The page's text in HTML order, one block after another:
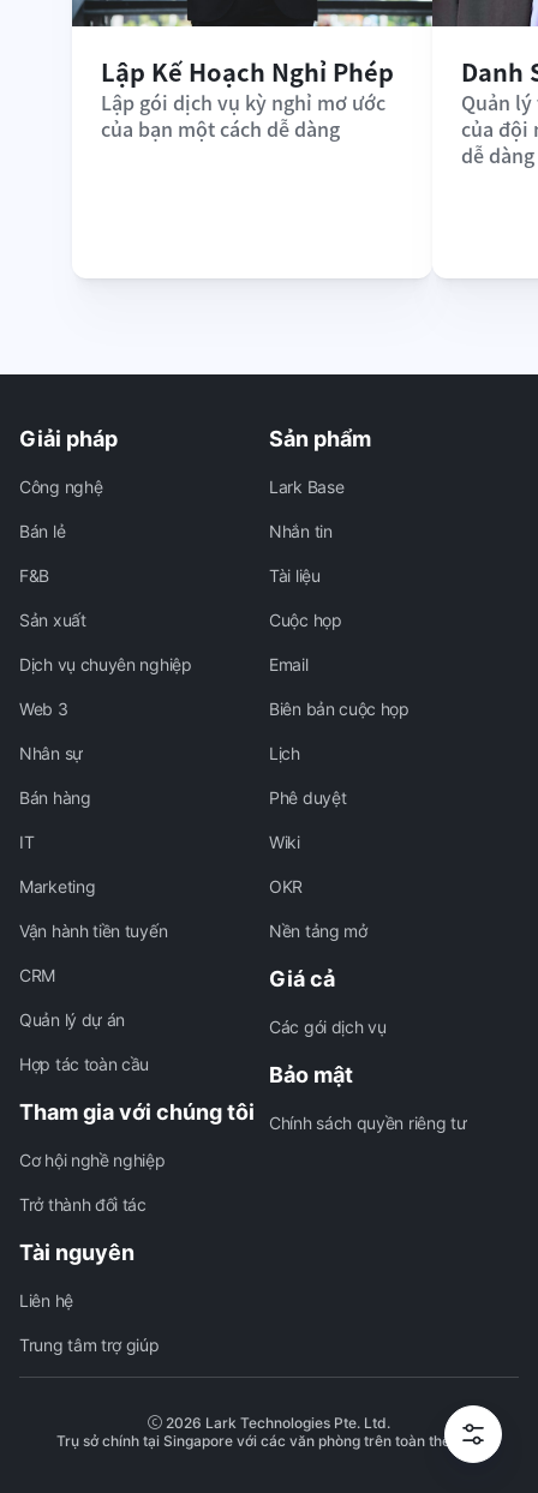
Lập Kế Hoạch Nghỉ Phép
Lập gói dịch vụ kỳ nghỉ mơ ước
của bạn một cách dễ dàng
Danh
Quản
của đội
dễ dàng
Giải pháp
Công nghệ
Bán lẻ
F&B
Sản xuất
Dịch vụ chuyên nghiệp
Web 3
Nhân sự
Bán hàng
IT
Marketing
Vận hành tiền tuyến
CRM
Quản lý dự án
Hợp tác toàn cầu
Tham gia với chúng tôi
Cơ hội nghề nghiệp
Trở thành đối tác
Tài nguyên
Liên hệ
Trung tâm trợ giúp
Sản phẩm
Lark Base
Nhắn tin
Tài liệu
Cuộc họp
Email
Biên bản cuộc họp
Lịch
Phê duyệt
Wiki
OKR
Nền tảng mở
Giá cả
Các gói dịch vụ
Bảo mật
Chính sách quyền riêng tư
2026 Lark Technologies Pte. Ltd.
Trụ sở chính tại Singapore với các văn phòng trên toàn thế giới.